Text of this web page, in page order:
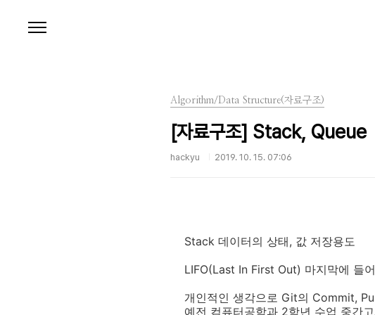
Algorithm/Data Structure(자료구조)
[자료구조] Stack, Queue
hackyu 2019. 10. 15. 07:06
Stack 데이터의 상태, 값 저장용도
LIFO(Last In First Out) 마지막에 들
개인적인 생각으로 Git의 Commit,
예전 컴퓨터공학과 2학년 수업 중간